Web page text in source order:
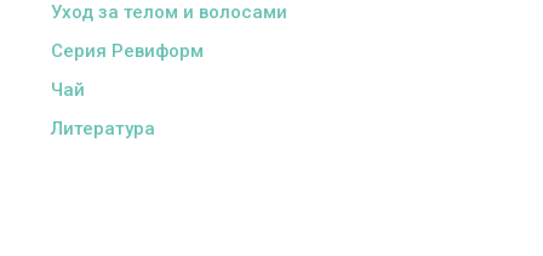
Уход за телом и волосами
Серия Ревиформ
Чай
Литература